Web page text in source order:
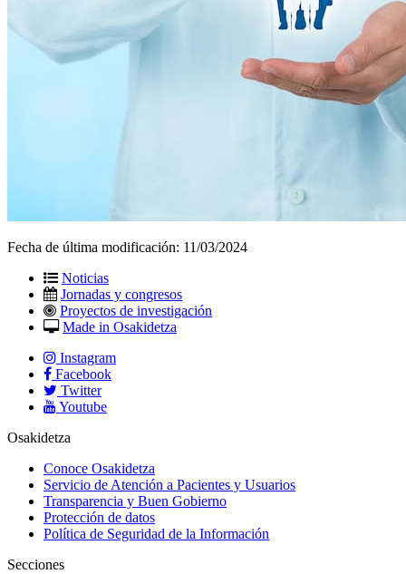
Fecha de última modificación: 11/03/2024
Noticias
Jornadas y congresos
Proyectos de investigación
Made in Osakidetza
Instagram
Facebook
Twitter
Youtube
Osakidetza
Conoce Osakidetza
Servicio de Atención a Pacientes y Usuarios
Transparencia y Buen Gobierno
Protección de datos
Política de Seguridad de la Información
Secciones